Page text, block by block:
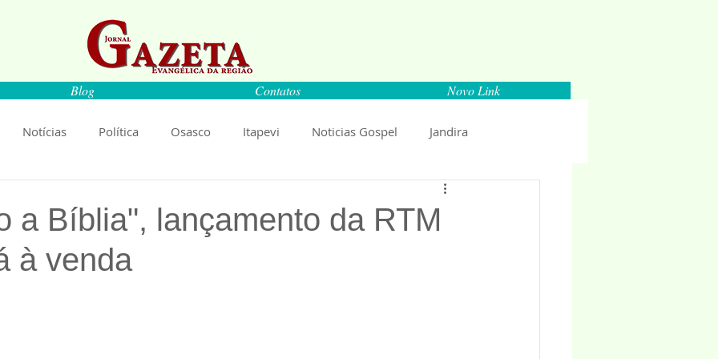
Blog Contatos Novo Link
Notícias Política Osasco Itapevi Noticias Gospel Jandira
Espaço Parlamentar
Ciência
a Bíblia", lançamento da RTM
à venda
5 estrelas.